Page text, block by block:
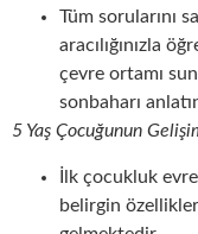
Tüm sorularını
aracılığınızla
çevre ortamı
sonbaharı
5 Yaş Çocuğunun
İlk çocukluk
belirgin